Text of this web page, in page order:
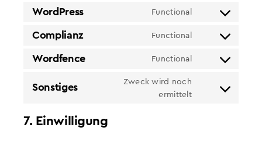
WordPress Functional
Consent
service
wordpress
Complianz Functional
Consent
service
Wordfence Functional
Consent
service
Sonstiges
Zweck wird noch
ermittelt
Consent
7. Einwilligung